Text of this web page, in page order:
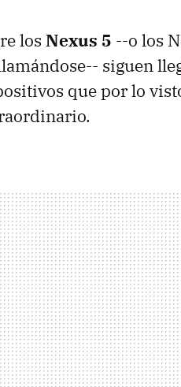
los Nexus 5 --o los
siguen
que por lo